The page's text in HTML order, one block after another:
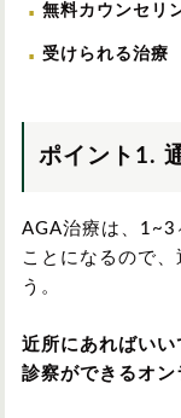
無料カウンセリ
受けられる治療
ポイント1.
AGA治療は、1~3
ことになるので
う。
近所にあればい
診察ができるオン